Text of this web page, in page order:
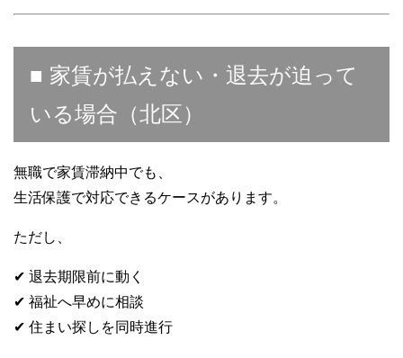
■ 家賃が払えない・退去が迫って
いる場合（北区）
無職で家賃滞納中でも、
生活保護で対応できるケースがあります。
ただし、
✔ 退去期限前に動く
✔ 福祉へ早めに相談
✔ 住まい探しを同時進行